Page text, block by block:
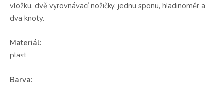
vložku, dvě vyrovnávací nožičky, jednu sponu, hladinoměr a
dva knoty.
Materiál:
plast
Barva: